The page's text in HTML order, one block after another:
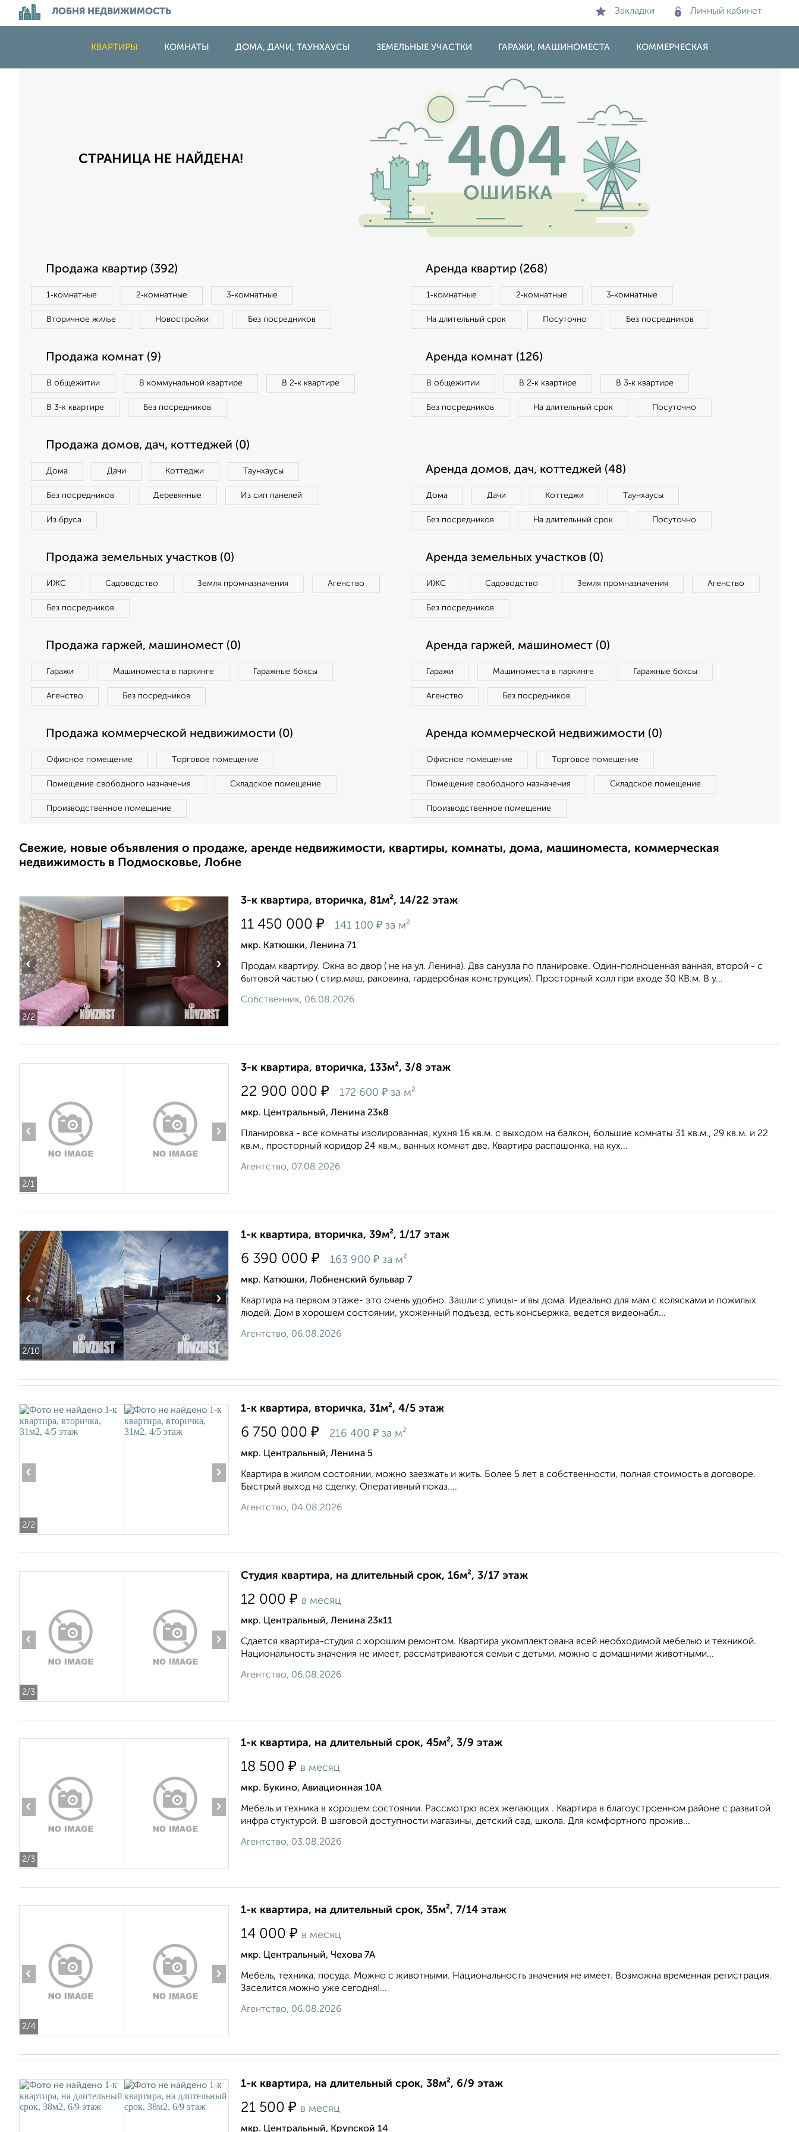
ЛОБНЯ НЕДВИЖИМОСТЬ Закладки Личный кабинет
КВАРТИРЫ КОМНАТЫ ДОМА, ДАЧИ, ТАУНХАУСЫ ЗЕМЕЛЬНЫЕ УЧАСТКИ ГАРАЖИ, МАШИНОМЕСТА КОММЕРЧЕСКАЯ
СТРАНИЦА НЕ НАЙДЕНА!
Продажа квартир (392)
1‑комнатные 2‑комнатные 3‑комнатные
Вторичное жилье Новостройки Без посредников
Аренда квартир (268)
1‑комнатные 2‑комнатные 3‑комнатные
На длительный срок Посуточно Без посредников
Продажа комнат (9)
В общежитии В коммунальной квартире В 2‑к квартире
В 3‑к квартире Без посредников
Аренда комнат (126)
В общежитии В 2‑к квартире В 3‑к квартире
Без посредников На длительный срок Посуточно
Продажа домов, дач, коттеджей (0)
Дома Дачи Коттеджи Таунхаусы
Без посредников Деревянные Из сип панелей
Из бруса
Аренда домов, дач, коттеджей (48)
Дома Дачи Коттеджи Таунхаусы
Без посредников На длительный срок Посуточно
Продажа земельных участков (0)
ИЖС Садоводство Земля промназначения Агенство
Без посредников
Аренда земельных участков (0)
ИЖС Садоводство Земля промназначения Агенство
Без посредников
Продажа гаржей, машиномест (0)
Гаражи Машиноместа в паркинге Гаражные боксы
Агенство Без посредников
Аренда гаржей, машиномест (0)
Гаражи Машиноместа в паркинге Гаражные боксы
Агенство Без посредников
Продажа коммерческой недвижимости (0)
Офисное помещение Торговое помещение
Помещение свободного назначения Складское помещение
Производственное помещение
Аренда коммерческой недвижимости (0)
Офисное помещение Торговое помещение
Помещение свободного назначения Складское помещение
Производственное помещение
Свежие, новые объявления о продаже, аренде недвижимости, квартиры, комнаты, дома, машиноместа, коммерческая
недвижимость в Подмосковье, Лобне
2/2
‹ ›
3-к квартира, вторичка, 81м², 14/22 этаж
11 450 000 ₽ 141 100 ₽ за м²
мкр. Катюшки, Ленина 71
Продам квартиру. Окна во двор ( не на ул. Ленина). Два санузла по планировке. Один-полноценная ванная, второй - с
бытовой частью ( стир.маш, раковина, гардеробная конструкция). Просторный холл при входе 30 КВ.м. В у...
Собственник, 06.08.2026
2/1
‹ ›
3-к квартира, вторичка, 133м², 3/8 этаж
22 900 000 ₽ 172 600 ₽ за м²
мкр. Центральный, Ленина 23к8
Планировка - все комнаты изолированная, кухня 16 кв.м. с выходом на балкон, большие комнаты 31 кв.м., 29 кв.м. и 22
кв.м., просторный коридор 24 кв.м., ванных комнат две. Квартира распашонка, на кух...
Агентство, 07.08.2026
2/10
‹ ›
1-к квартира, вторичка, 39м², 1/17 этаж
6 390 000 ₽ 163 900 ₽ за м²
мкр. Катюшки, Лобненский бульвар 7
Квартира на первом этаже- это очень удобно. Зашли с улицы- и вы дома. Идеально для мам с колясками и пожилых
людей. Дoм в xорошем cоcтоянии, уxoжeнный пoдъезд, есть консьержка, ведется видеонабл...
Агентство, 06.08.2026
2/2
‹ ›
1-к квартира, вторичка, 31м², 4/5 этаж
6 750 000 ₽ 216 400 ₽ за м²
мкр. Центральный, Ленина 5
Квартира в жилом состоянии, можно заезжать и жить. Более 5 лет в собственности, полная стоимость в договоре.
Быстрый выход на сделку. Оперативный показ....
Агентство, 04.08.2026
2/3
‹ ›
Студия квартира, на длительный срок, 16м², 3/17 этаж
12 000 ₽ в месяц
мкр. Центральный, Ленина 23к11
Сдается квартира-студия с хорошим ремонтом. Квартира укомплектована всей необходимой мебелью и техникой.
Национальность значения не имеет, рассматриваются семьи с детьми, можно с домашними животными...
Агентство, 06.08.2026
2/3
‹ ›
1-к квартира, на длительный срок, 45м², 3/9 этаж
18 500 ₽ в месяц
мкр. Букино, Авиационная 10А
Мебель и техника в хорошем состоянии. Рассмотрю всех желающих . Квартира в благоустроенном районе с развитой
инфра стуктурой. В шаговой доступности магазины, детский сад, школа. Для комфортного прожив...
Агентство, 03.08.2026
2/4
‹ ›
1-к квартира, на длительный срок, 35м², 7/14 этаж
14 000 ₽ в месяц
мкр. Центральный, Чехова 7А
Мебель, техника, посуда. Можно с животными. Национальность значения не имеет. Возможна временная регистрация.
Заселится можно уже сегодня!...
Агентство, 06.08.2026
1-к квартира, на длительный срок, 38м², 6/9 этаж
21 500 ₽ в месяц
мкр. Центральный, Крупской 14